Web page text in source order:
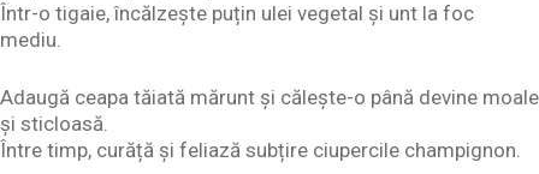
Într-o tigaie, încălzește puțin ulei vegetal și unt la foc
mediu.
Adaugă ceapa tăiată mărunt și călește-o până devine moale
și sticloasă.
Între timp, curăță și feliază subțire ciupercile champignon.